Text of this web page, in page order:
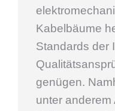
Kabelbäume
Standards der
genügen.
unter anderem